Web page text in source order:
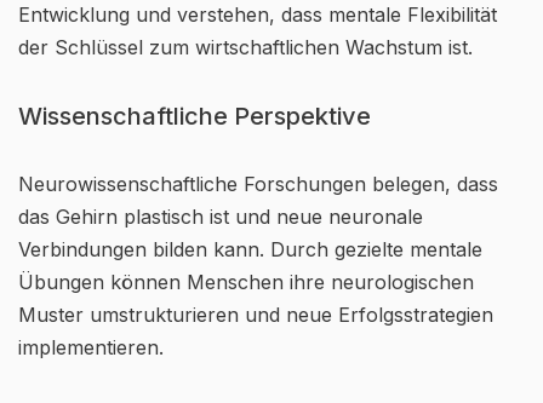
Entwicklung und verstehen, dass mentale Flexibilität
der Schlüssel zum wirtschaftlichen Wachstum ist.
Wissenschaftliche Perspektive
Neurowissenschaftliche Forschungen belegen, dass
das Gehirn plastisch ist und neue neuronale
Verbindungen bilden kann. Durch gezielte mentale
Übungen können Menschen ihre neurologischen
Muster umstrukturieren und neue Erfolgsstrategien
implementieren.